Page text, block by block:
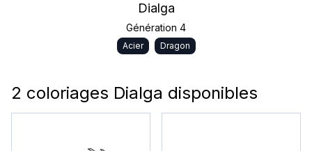
Dialga
Génération 4
Acier Dragon
2 coloriages Dialga disponibles